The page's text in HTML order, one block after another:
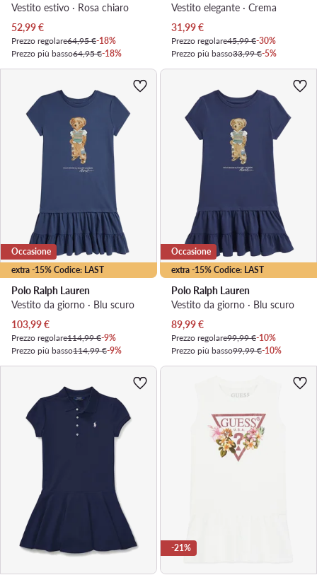
Vestito estivo · Rosa chiaro
Prezzo attuale
52,99€
Prezzo regolare64,95 €-18%
Prezzo più basso64,95 €-18%
Vestito elegante · Crema
Prezzo attuale
31,99€
Prezzo regolare45,99 €-30%
Prezzo più basso33,99 €-5%
extra -15% Codice: LAST
Occasione
Polo Ralph Lauren
Vestito da giorno · Blu scuro
Prezzo attuale
103,99€
Prezzo regolare114,99 €-9%
Prezzo più basso114,99 €-9%
extra -15% Codice: LAST
Occasione
Polo Ralph Lauren
Vestito da giorno · Blu scuro
Prezzo attuale
89,99€
Prezzo regolare99,99 €-10%
Prezzo più basso99,99 €-10%
-21%